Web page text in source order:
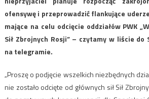
ofensywę i przeprowadzić flankujące
mające na celu odcięcie oddziałów PWK
Sił Zbrojnych Rosji” – czytamy w liście do
na telegramie.
„Proszę o podjęcie wszelkich niezbędnych
nie zostało odcięte od głównych sił Sił